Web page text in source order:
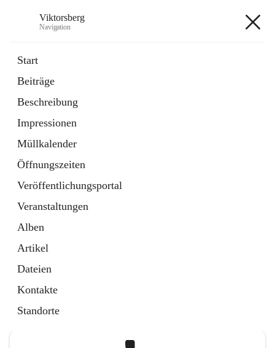
Viktorsberg
Navigation
Start
Beiträge
Beschreibung
Impressionen
Müllkalender
Öffnungszeiten
Veröffentlichungsportal
Veranstaltungen
Alben
Artikel
Dateien
Kontakte
Standorte
1 Schnellzugriff
Bürgerservice
10 Schnellzugriffe